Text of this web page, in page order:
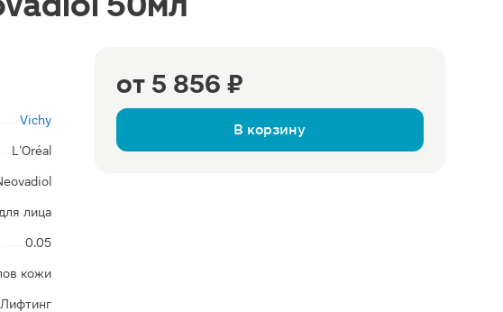
от 5 856 ₽
В корзину
Vichy
L’Oréal
лица
0.05
кожи
Лифтинг